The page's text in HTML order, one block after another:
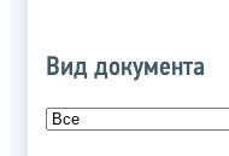
Вид документа